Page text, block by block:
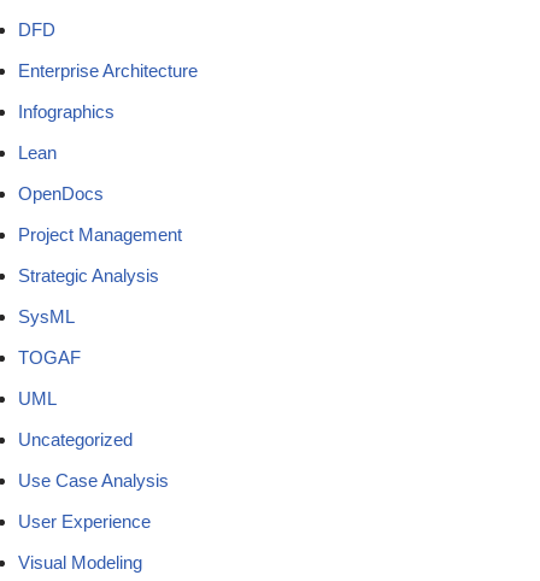
DFD
Enterprise Architecture
Infographics
Lean
OpenDocs
Project Management
Strategic Analysis
SysML
TOGAF
UML
Uncategorized
Use Case Analysis
User Experience
Visual Modeling